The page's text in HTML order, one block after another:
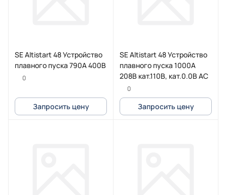
SE Altistart 48 Устройство
плавного пуска 790A 400В
0
Запросить цену
SE Altistart 48 Устройство
плавного пуска 1000А
208В кат.110В, кат.0.0В AC
0
Запросить цену